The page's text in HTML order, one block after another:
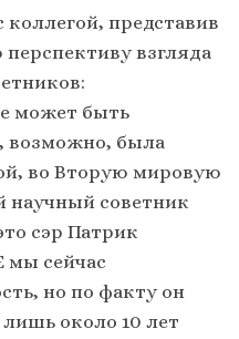
коллегой, представив
взгляда
может быть
возможно, была
во Вторую мировую
научный советник
сэр Патрик
мы сейчас
но по факту он
около 10 лет